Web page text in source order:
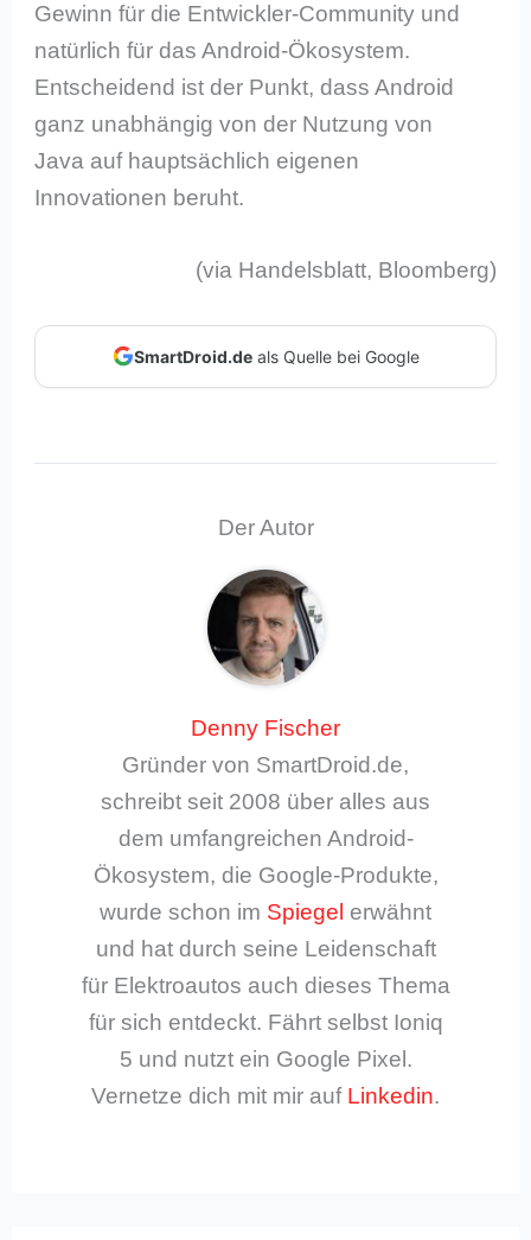
Gewinn für die Entwickler-Community und
natürlich für das Android-Ökosystem.
Entscheidend ist der Punkt, dass Android
ganz unabhängig von der Nutzung von
Java auf hauptsächlich eigenen
Innovationen beruht.
(via Handelsblatt, Bloomberg)
SmartDroid.deals Quelle bei Google
Der Autor
Denny Fischer
Gründer von SmartDroid.de,
schreibt seit 2008 über alles aus
dem umfangreichen Android-
Ökosystem, die Google-Produkte,
wurde schon im Spiegel erwähnt
und hat durch seine Leidenschaft
für Elektroautos auch dieses Thema
für sich entdeckt. Fährt selbst Ioniq
5 und nutzt ein Google Pixel.
Vernetze dich mit mir auf Linkedin.